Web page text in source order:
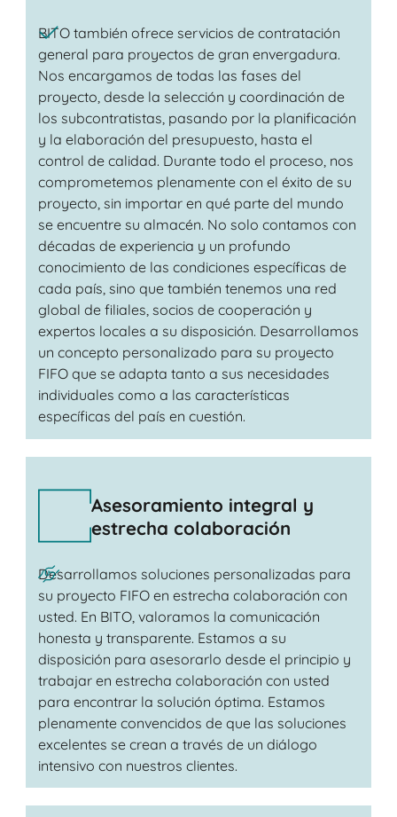
BITO también ofrece servicios de contratación
general para proyectos de gran envergadura.
Nos encargamos de todas las fases del
proyecto, desde la selección y coordinación de
los subcontratistas, pasando por la planificación
y la elaboración del presupuesto, hasta el
control de calidad. Durante todo el proceso, nos
comprometemos plenamente con el éxito de su
proyecto, sin importar en qué parte del mundo
se encuentre su almacén. No solo contamos con
décadas de experiencia y un profundo
conocimiento de las condiciones específicas de
cada país, sino que también tenemos una red
global de filiales, socios de cooperación y
expertos locales a su disposición. Desarrollamos
un concepto personalizado para su proyecto
FIFO que se adapta tanto a sus necesidades
individuales como a las características
específicas del país en cuestión.
Asesoramiento integral y
estrecha colaboración
Desarrollamos soluciones personalizadas para
su proyecto FIFO en estrecha colaboración con
usted. En BITO, valoramos la comunicación
honesta y transparente. Estamos a su
disposición para asesorarlo desde el principio y
trabajar en estrecha colaboración con usted
para encontrar la solución óptima. Estamos
plenamente convencidos de que las soluciones
excelentes se crean a través de un diálogo
intensivo con nuestros clientes.